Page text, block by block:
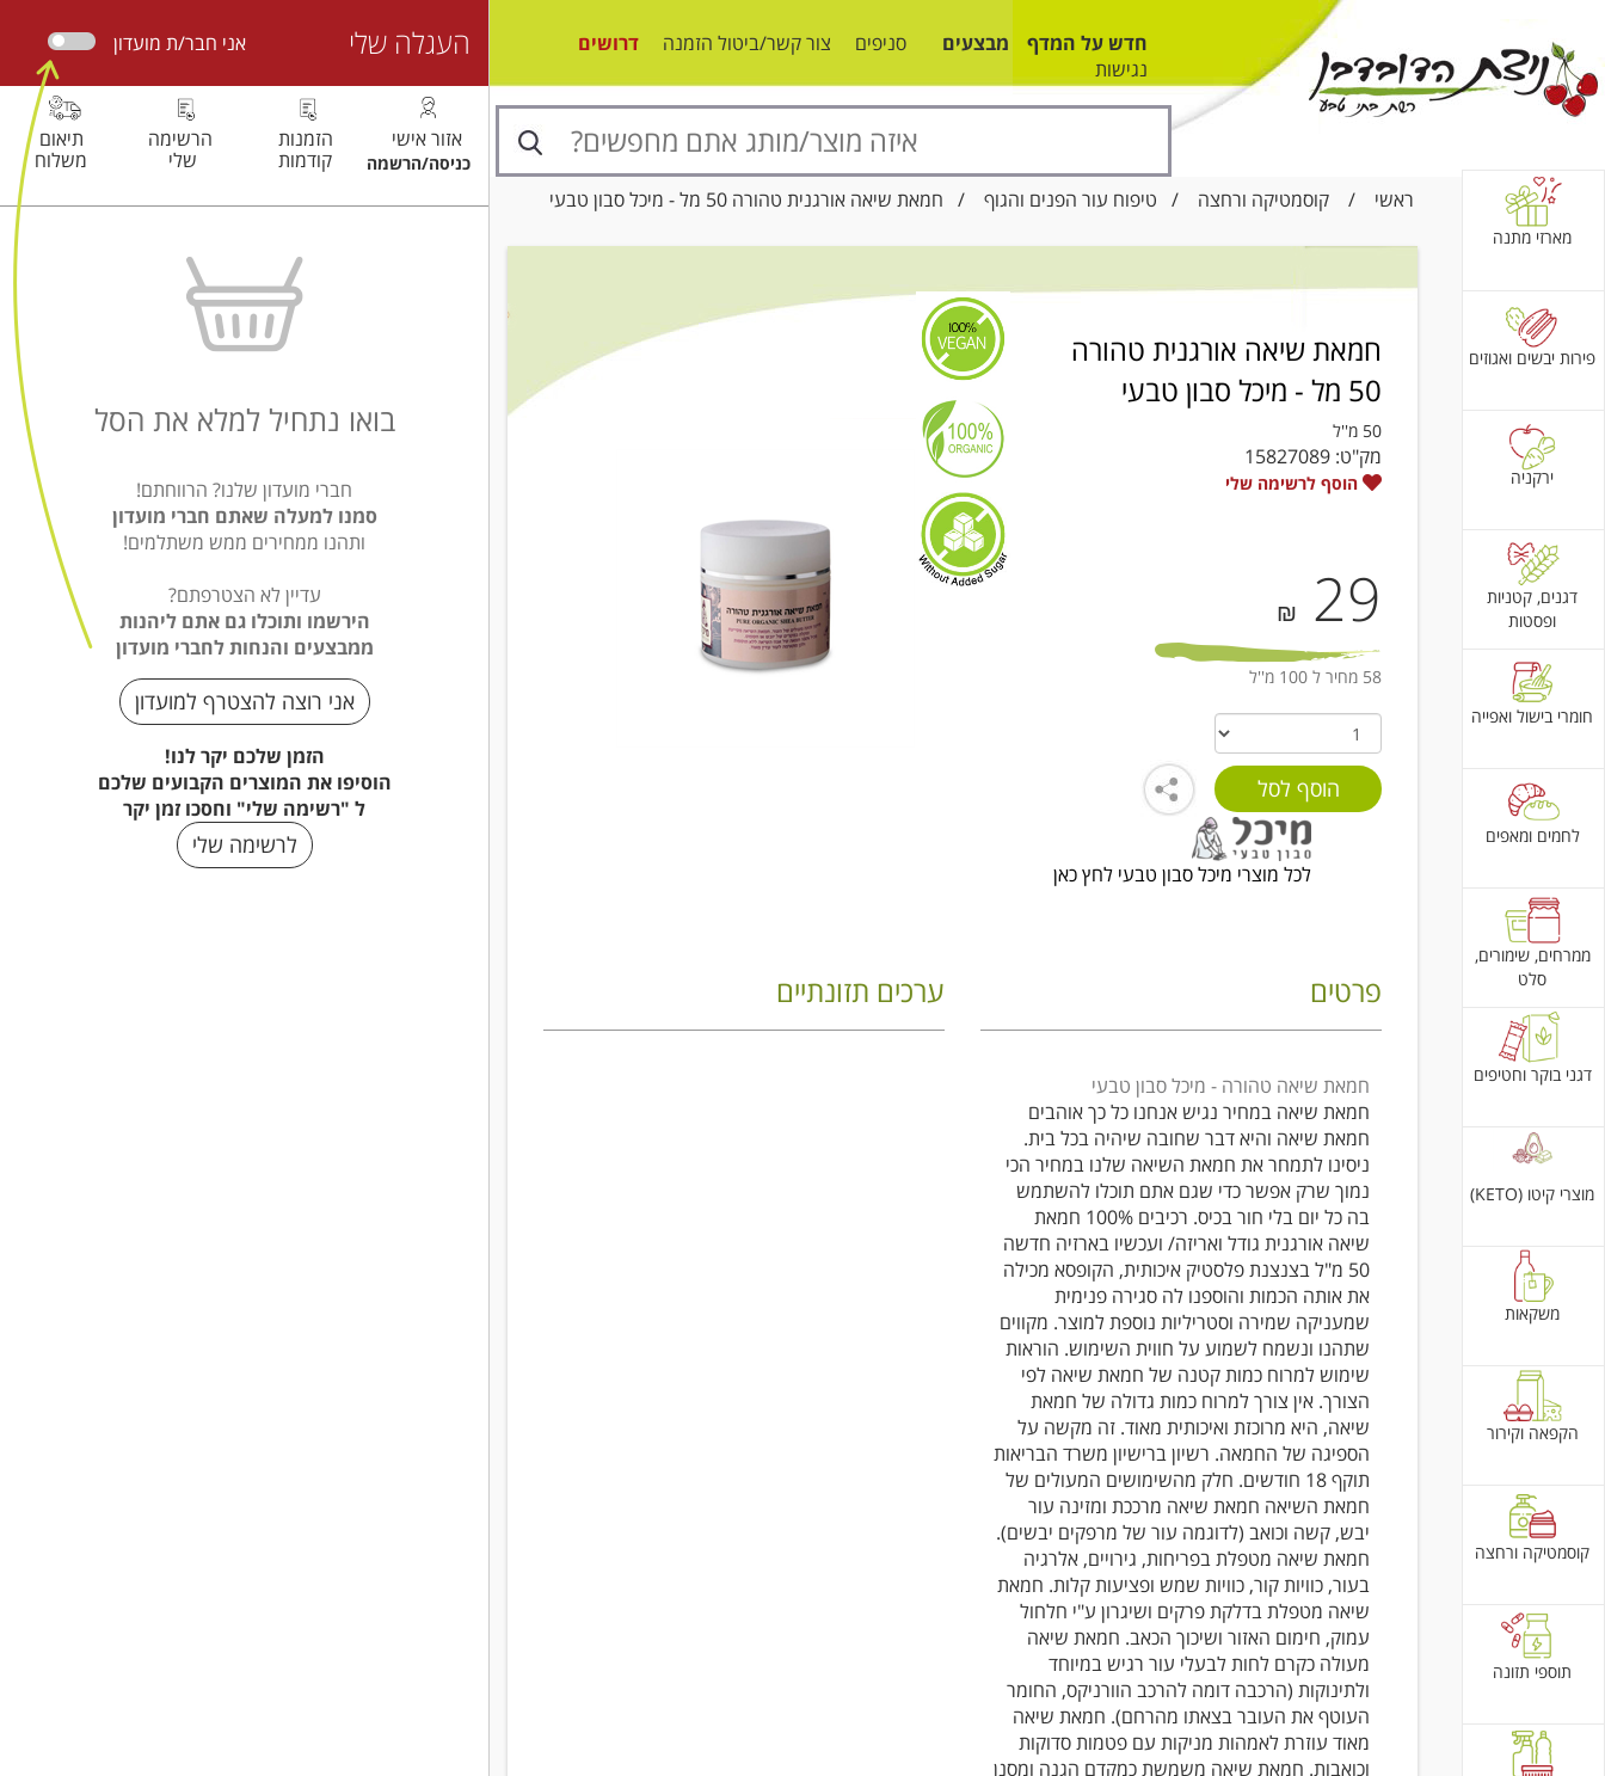
חדש על המדף מבצעים סניפים צור קשר/ביטול הזמנה
דרושים
נגישות
ראשי / קוסמטיקה ורחצה / טיפוח עור הפנים והגוף / חמאת שיאה אורגנית טהורה 50 מל - מיכל סבון טבעי
מארזי מתנה
פירות יבשים ואגוזים
ירקניה
דגנים, קטניות
ופסטות
חומרי בישול ואפייה
לחמים ומאפים
ממרחים, שימורים,
סלט
דגני בוקר וחטיפים
מוצרי קיטו (KETO)
משקאות
הקפאה וקירור
קוסמטיקה ורחצה
תוספי תזונה
חמאת שיאה אורגנית טהורה
50 מל - מיכל סבון טבעי
50 מ''ל
מק"ט: 15827089
הוסף לרשימה שלי
29
₪
58 מחיר ל 100 מ''ל
לכל מוצרי מיכל סבון טבעי לחץ כאן
פרטים
חמאת שיאה טהורה - מיכל סבון טבעי
חמאת שיאה במחיר נגיש אנחנו כל כך אוהבים
חמאת שיאה והיא דבר שחובה שיהיה בכל בית.
ניסינו לתמחר את חמאת השיאה שלנו במחיר הכי
נמוך שרק אפשר כדי שגם אתם תוכלו להשתמש
בה כל יום בלי חור בכיס. רכיבים 100% חמאת
שיאה אורגנית גודל ואריזה/ ועכשיו בארזיה חדשה
50 מ"ל בצנצנת פלסטיק איכותית, הקופסא מכילה
את אותה הכמות והוספנו לה סגירה פנימית
שמעניקה שמירה וסטריליות נוספת למוצר. מקווים
שתהנו ונשמח לשמוע על חווית השימוש. הוראות
שימוש למרוח כמות קטנה של חמאת שיאה לפי
הצורך. אין צורך למרוח כמות גדולה של חמאת
שיאה, היא מרוכזת ואיכותית מאוד. זה מקשה על
הספיגה של החמאה. רשיון ברישיון משרד הבריאות
תוקף 18 חודשים. חלק מהשימושים המעולים של
חמאת השיאה חמאת שיאה מרככת ומזינה עור
יבש, קשה וכואב (לדוגמה עור של מרפקים יבשים).
חמאת שיאה מטפלת בפריחות, גירויים, אלרגיה
בעור, כוויות קור, כוויות שמש ופציעות קלות. חמאת
שיאה מטפלת בדלקת פרקים ושיגרון ע"י חלחול
עמוק, חימום האזור ושיכוך הכאב. חמאת שיאה
מעולה כקרם לחות לבעלי עור רגיש במיוחד
ולתינוקות (הרכבה דומה להרכב הוורניקס, החומר
העוטף את העובר בצאתו מהרחם). חמאת שיאה
מאוד עוזרת לאמהות מניקות עם פטמות סדוקות
וכואבות. חמאת שיאה משמשת כמקדם הגנה ומסנן
ערכים תזונתיים